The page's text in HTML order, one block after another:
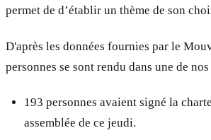
permet de d’établir un thème de son
D'après les données fournies par le
personnes se sont rendu dans une de
193 personnes avaient signé la
assemblée de ce jeudi.